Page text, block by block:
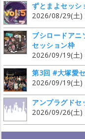
ずとまよセッシ
2026/08/29(土)
ブシロードア
セッション枠
2026/09/19(土
第3回 #大塚愛
2026/09/19(土)
アンプラグドセ
2026/09/26(土)